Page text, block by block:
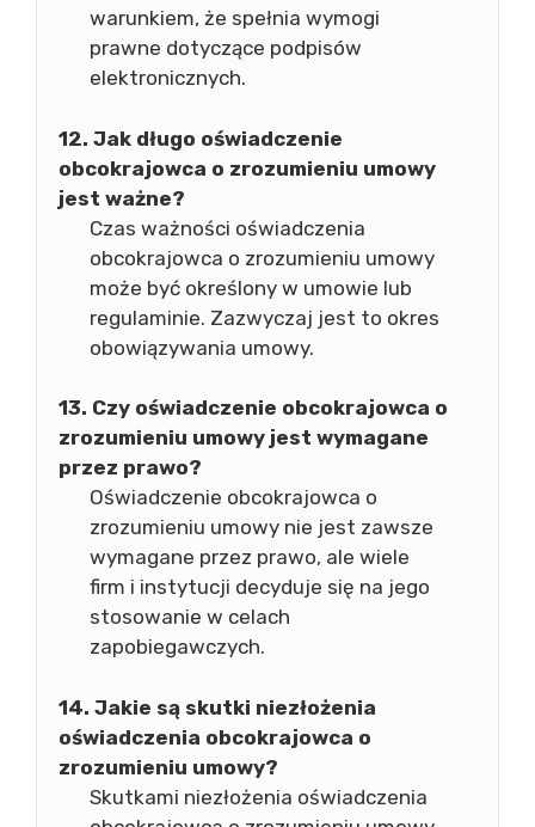
warunkiem, że spełnia wymogi
prawne dotyczące podpisów
elektronicznych.
12. Jak długo oświadczenie
obcokrajowca o zrozumieniu umowy
jest ważne?
Czas ważności oświadczenia
obcokrajowca o zrozumieniu umowy
może być określony w umowie lub
regulaminie. Zazwyczaj jest to okres
obowiązywania umowy.
13. Czy oświadczenie obcokrajowca o
zrozumieniu umowy jest wymagane
przez prawo?
Oświadczenie obcokrajowca o
zrozumieniu umowy nie jest zawsze
wymagane przez prawo, ale wiele
firm i instytucji decyduje się na jego
stosowanie w celach
zapobiegawczych.
14. Jakie są skutki niezłożenia
oświadczenia obcokrajowca o
zrozumieniu umowy?
Skutkami niezłożenia oświadczenia